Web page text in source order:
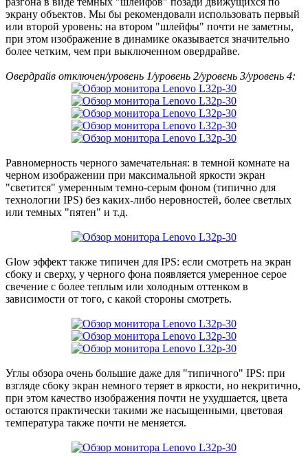
экрану объектов. Мы бы рекомендовали использовать первый
или второй уровень: на втором "шлейфы" почти не заметны,
при этом изображение в динамике оказывается значительно
более четким, чем при выключенном овердрайве.
Овердрайв отключен/уровень 1/уровень 2/уровень 3/уровень 4:
Равномерность черного замечательная: в темной комнате на
черном изображении при максимальной яркости экран
"светится" умеренным темно-серым фоном (типично для
технологии IPS) без каких-либо неровностей, более светлых
или темных "пятен" и т.д.
Glow эффект также типичен для IPS: если смотреть на экран
сбоку и сверху, у черного фона появляется умеренное серое
свечение с более теплым или холодным оттенком в
зависимости от того, с какой стороны смотреть.
Углы обзора очень большие даже для "типичного" IPS: при
взгляде сбоку экран немного теряет в яркости, но некритично,
при этом качество изображения почти не ухудшается, цвета
остаются практически такими же насыщенными, цветовая
температура также почти не меняется.